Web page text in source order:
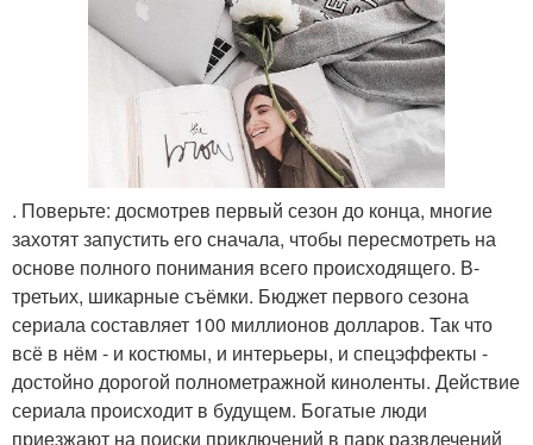
. Поверьте: досмотрев первый сезон до конца, многие
захотят запустить его сначала, чтобы пересмотреть на
основе полного понимания всего происходящего. В-
третьих, шикарные съёмки. Бюджет первого сезона
сериала составляет 100 миллионов долларов. Так что
всё в нём - и костюмы, и интерьеры, и спецэффекты -
достойно дорогой полнометражной киноленты. Действие
сериала происходит в будущем. Богатые люди
приезжают на поиски приключений в парк развлечений